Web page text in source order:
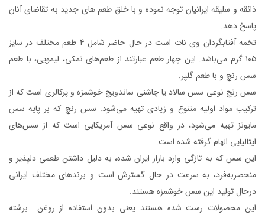
ذائقه و سلیقه ایرانیان توجه نموده و با خلق طعم های جدید به تقاضای آنان
پاسخ دهد.
تخمه آفتابگردان وی نات است در حال حاضر شامل 4 طعم مختلف در سایز
۱۰۵ گرم می‌باشد. این چهار طعم عبارتند از طعم‌های نمکی، لیمویی، با طعم
سس رنچ و با طعم گلپر.
سس رنچ نوعی سس سالاد یا چاشنی ساندویچ خوشمزه و پرکالری است که از
ترکیب مواد اولیه متنوع و زیادی تهیه می‌شود. سس رنچ که بر پایه سس
مایونز تهیه می‌شود، در واقع نوعی سس آمریکایی است که از سس‌های
ایتالیایی الهام گرفته شده است.
این سس که به تازگی وارد بازار ایران شده، به دلیل داشتن طعمی دلپذیر و
منحصربه‌فرد، به سرعت در حال گسترش است و برندهای مختلف ایرانی
درحال تولید این سس خوشمزه هستند.
این محصولات رست شده هستند یعنی بدون استفاده از روغن برشته